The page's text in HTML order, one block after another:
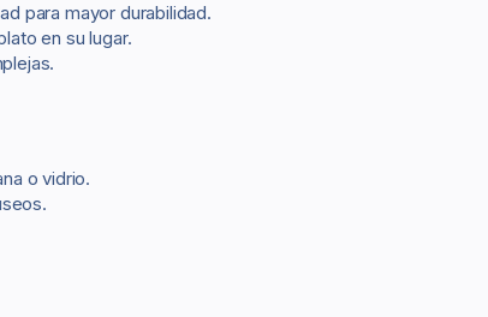
para mayor durabilidad.
en su lugar.
o vidrio.